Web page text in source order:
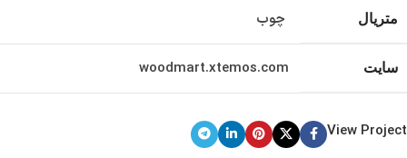
متریال چوب
سایت woodmart.xtemos.com
View Project